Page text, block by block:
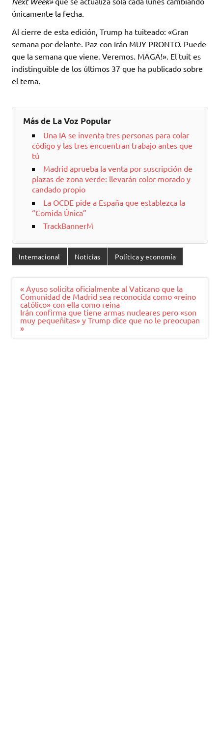
únicamente la fecha.
Al cierre de esta edición, Trump ha tuiteado: «Gran
semana por delante. Paz con Irán MUY PRONTO. Puede
que la semana que viene. Veremos. MAGA!». El tuit es
indistinguible de los últimos 37 que ha publicado sobre
el tema.
Más de La Voz Popular
Una IA se inventa tres personas para colar
código y las tres encuentran trabajo antes que
tú
Madrid aprueba la venta por suscripción de
plazas de zona verde: llevarán color morado y
candado propio
La OCDE pide a España que establezca la
“Comida Única”
TrackBannerM
Internacional Noticias Política y economía
Navegación
de
entradas
« Ayuso solicita oficialmente al Vaticano que la
Comunidad de Madrid sea reconocida como «reino
católico» con ella como reina
Irán confirma que tiene armas nucleares pero «son
muy pequeñitas» y Trump dice que no le preocupan
»